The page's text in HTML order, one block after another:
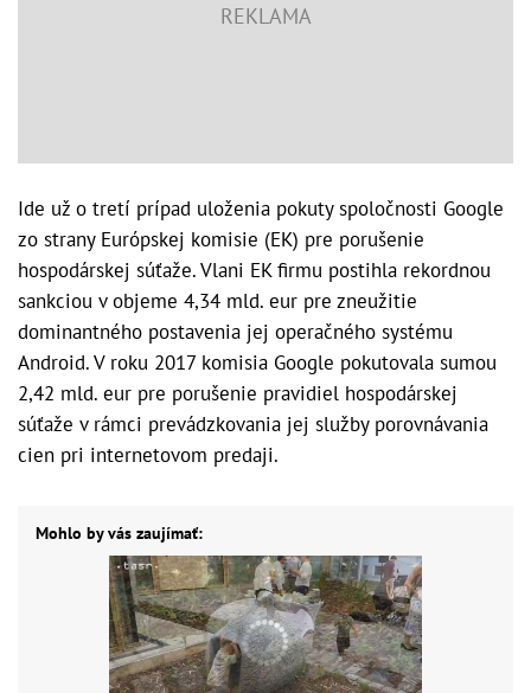
Ide už o tretí prípad uloženia pokuty spoločnosti Google
zo strany Európskej komisie (EK) pre porušenie
hospodárskej súťaže. Vlani EK firmu postihla rekordnou
sankciou v objeme 4,34 mld. eur pre zneužitie
dominantného postavenia jej operačného systému
Android. V roku 2017 komisia Google pokutovala sumou
2,42 mld. eur pre porušenie pravidiel hospodárskej
súťaže v rámci prevádzkovania jej služby porovnávania
cien pri internetovom predaji.
Mohlo by vás zaujímať: